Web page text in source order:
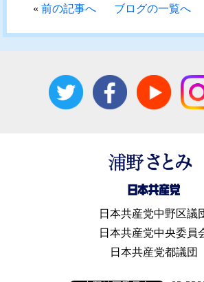
«前の記事へ ブログの一覧へ
日本共産党中野区議
日本共産党中央委員
日本共産党都議団